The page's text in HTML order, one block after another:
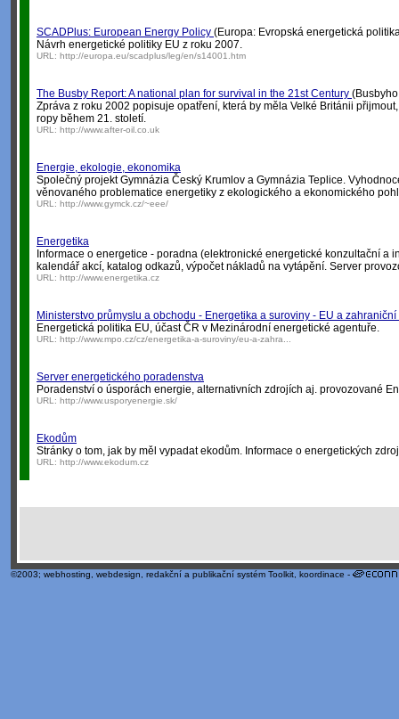
SCADPlus: European Energy Policy (Europa: Evropská energetická
Návrh energetické politiky EU z roku 2007.
URL: http://europa.eu/scadplus/leg/en/s14001.htm
The Busby Report: A national plan for survival in the 21st Century
Zpráva z roku 2002 popisuje opatření, která by měla Velké Británii
ropy během 21. století.
URL: http://www.after-oil.co.uk
Energie, ekologie, ekonomika
Společný projekt Gymnázia Český Krumlov a Gymnázia Teplice.
věnovaného problematice energetiky z ekologického a ekonomického
URL: http://www.gymck.cz/~eee/
Energetika
Informace o energetice - poradna (elektronické energetické konzultační a
kalendář akcí, katalog odkazů, výpočet nákladů na vytápění. Server
URL: http://www.energetika.cz
Ministerstvo průmyslu a obchodu - Energetika a suroviny - EU a
Energetická politika EU, účast ČR v Mezinárodní energetické agentuře.
URL: http://www.mpo.cz/cz/energetika-a-suroviny/eu-a-zahra...
Server energetického poradenstva
Poradenství o úsporách energie, alternativních zdrojích aj. provozované
URL: http://www.usporyenergie.sk/
Ekodům
Stránky o tom, jak by měl vypadat ekodům. Informace o energetických
URL: http://www.ekodum.cz
©2003; webhosting webdesign redakční a publikační systém Toolkit , koordinace -